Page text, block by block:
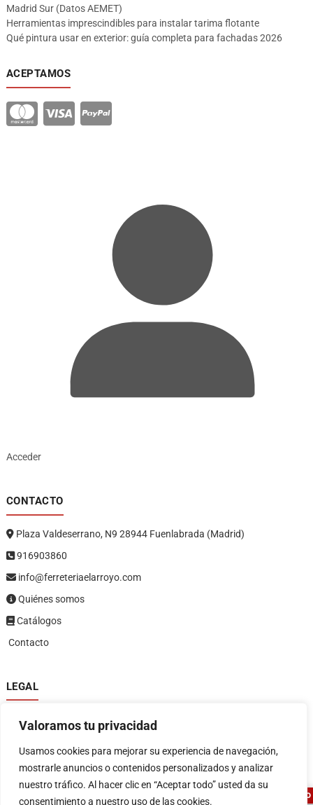
Valoramos tu privacidad
Usamos cookies para mejorar su experiencia de navegación,
mostrarle anuncios o contenidos personalizados y analizar
nuestro tráfico. Al hacer clic en “Aceptar todo” usted da su
consentimiento a nuestro uso de las cookies.
Madrid Sur (Datos AEMET)
Herramientas imprescindibles para instalar tarima flotante
Qué pintura usar en exterior: guía completa para fachadas 2026
ACEPTAMOS
Acceder
CONTACTO
Plaza Valdeserrano, N9 28944 Fuenlabrada (Madrid)
916903860
info@ferreteriaelarroyo.com
Quiénes somos
Catálogos
Contacto
LEGAL
Política de privacidad
Política de devoluciones y reembolsos
Términos y condiciones
ASESOR FERRETERO